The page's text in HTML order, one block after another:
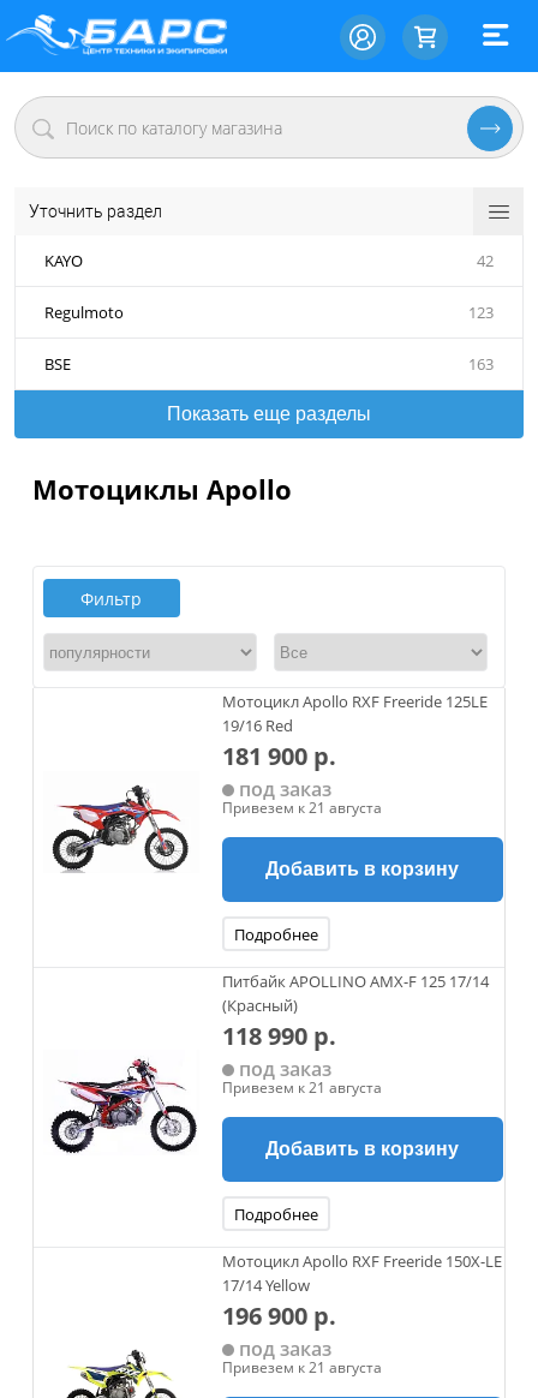
Уточнить раздел
KAYO 42
Regulmoto 123
BSE 163
Показать еще разделы
Мотоциклы Apollo
Фильтр
Мотоцикл Apollo RXF Freeride 125LE
19/16 Red
181 900 р.
под заказ
Привезем к 21 августа
Добавить в корзину
Подробнее
Питбайк APOLLINO AMX-F 125 17/14
(Красный)
118 990 р.
под заказ
Привезем к 21 августа
Добавить в корзину
Подробнее
Мотоцикл Apollo RXF Freeride 150X-LE
17/14 Yellow
196 900 р.
под заказ
Привезем к 21 августа